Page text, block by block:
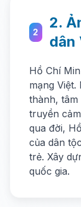
2
2.
dân
Hồ Chí
mạng
thành,
truyền
qua đời,
của dân
trẻ. Xây
quốc gia.